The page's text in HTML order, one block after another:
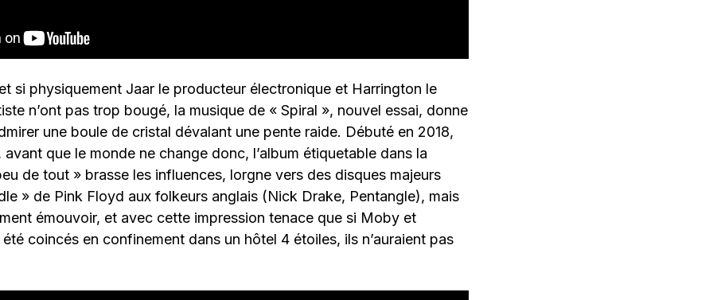
si physiquement Jaar le producteur électronique et Harrington le
n’ont pas trop bougé, la musique de « Spiral », nouvel essai, donne
une boule de cristal dévalant une pente raide. Débuté en 2018,
avant que le monde ne change donc, l’album étiquetable dans la
de tout » brasse les influences, lorgne vers des disques majeurs
» de Pink Floyd aux folkeurs anglais (Nick Drake, Pentangle), mais
émouvoir, et avec cette impression tenace que si Moby et
coincés en confinement dans un hôtel 4 étoiles, ils n’auraient pas